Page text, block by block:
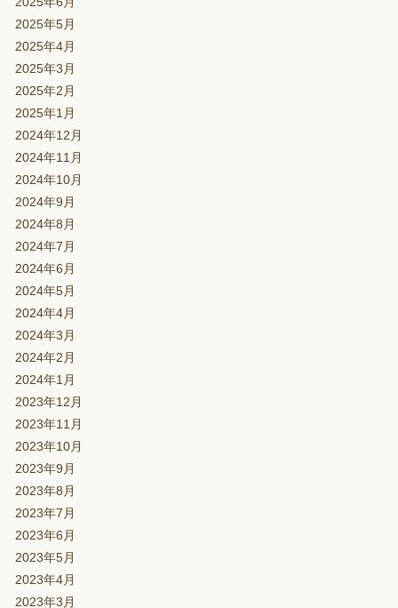
2025年5月
2025年4月
2025年3月
2025年2月
2025年1月
2024年12月
2024年11月
2024年10月
2024年9月
2024年8月
2024年7月
2024年6月
2024年5月
2024年4月
2024年3月
2024年2月
2024年1月
2023年12月
2023年11月
2023年10月
2023年9月
2023年8月
2023年7月
2023年6月
2023年5月
2023年4月
2023年3月